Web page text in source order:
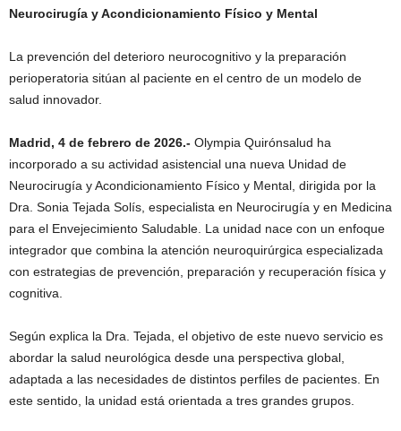
Neurocirugía y Acondicionamiento Físico y Mental
La prevención del deterioro neurocognitivo y la preparación
perioperatoria sitúan al paciente en el centro de un modelo de
salud innovador.
Madrid, 4 de febrero de 2026.- Olympia Quirónsalud ha
incorporado a su actividad asistencial una nueva Unidad de
Neurocirugía y Acondicionamiento Físico y Mental, dirigida por la
Dra. Sonia Tejada Solís, especialista en Neurocirugía y en Medicina
para el Envejecimiento Saludable. La unidad nace con un enfoque
integrador que combina la atención neuroquirúrgica especializada
con estrategias de prevención, preparación y recuperación física y
cognitiva.
Según explica la Dra. Tejada, el objetivo de este nuevo servicio es
abordar la salud neurológica desde una perspectiva global,
adaptada a las necesidades de distintos perfiles de pacientes. En
este sentido, la unidad está orientada a tres grandes grupos.